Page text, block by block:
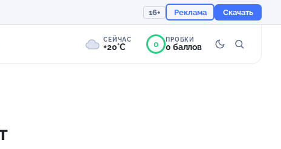
16+ Реклама Скачать
СЕЙЧАС
+20°C 0 ПРОБКИ
0 баллов